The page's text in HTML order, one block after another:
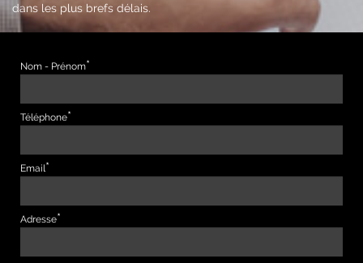
dans les plus brefs délais.
Nom - Prénom
Téléphone
Email
Adresse